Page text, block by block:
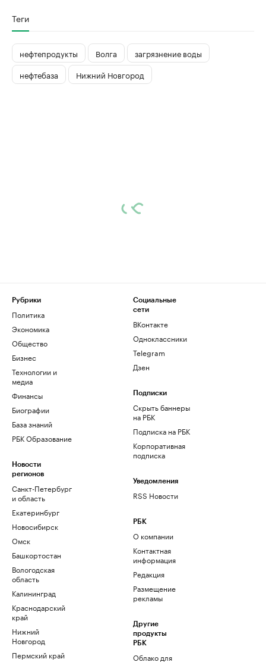
Теги
нефтепродукты Волга
загрязнение воды
нефтебаза
Нижний Новгород
Рубрики
Политика
Экономика
Общество
Бизнес
Технологии и
медиа
Финансы
Биографии
База знаний
РБК Образование
Новости
регионов
Санкт-Петербург
и область
Екатеринбург
Новосибирск
Омск
Башкортостан
Вологодская
область
Калининград
Краснодарский
край
Нижний
Новгород
Пермский край
Социальные
сети
ВКонтакте
Одноклассники
Telegram
Дзен
Подписки
Скрыть баннеры
на РБК
Подписка на РБК
Корпоративная
подписка
Уведомления
RSS Новости
РБК
О компании
Контактная
информация
Редакция
Размещение
рекламы
Другие
продукты
РБК
Облако для